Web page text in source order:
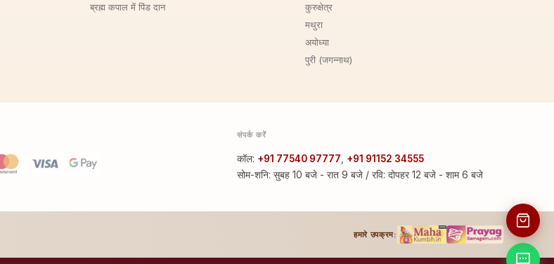
ब्रह्म कपाल में पिंड दान
कुरुक्षेत्र
मथुरा
अयोध्या
पुरी (जगन्नाथ)
संपर्क करें
कॉल: +91 77540 97777
+91 91152 34555
सोम-शनि: सुबह 10 बजे - रात 9 बजे / रवि: दोपहर 12 बजे - शाम 6 बजे
हमारे उपक्रम: